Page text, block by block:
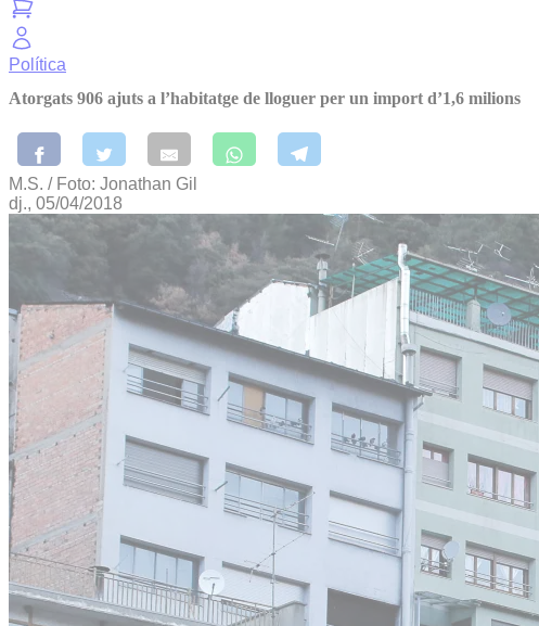
Política
Atorgats 906 ajuts a l’habitatge de lloguer per un import d’1,6 milions
M.S. / Foto: Jonathan Gil
dj., 05/04/2018